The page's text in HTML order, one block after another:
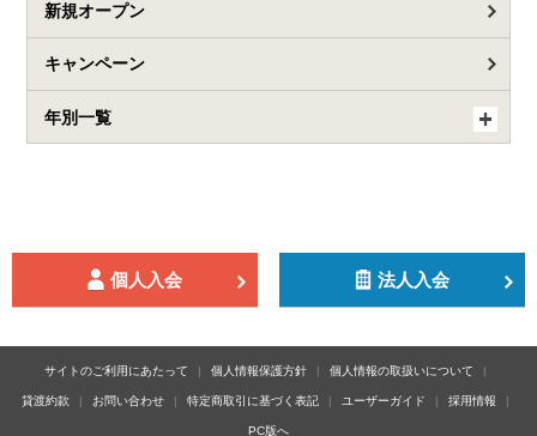
新規オープン
キャンペーン
年別一覧
個人入会 法人入会
サイトのご利用にあたって 個人情報保護方針 個人情報の取扱いについて
貸渡約款 お問い合わせ 特定商取引に基づく表記 ユーザーガイド 採用情報
PC版へ